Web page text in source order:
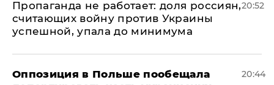
​Пропаганда не работает: доля россиян,
считающих войну против Украины
успешной, упала до минимума
20:52
Оппозиция в Польше пообещала
20:44